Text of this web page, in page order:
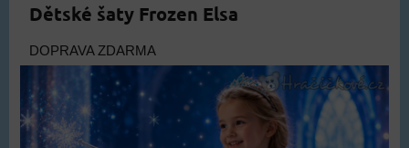
Dětské šaty Frozen Elsa
DOPRAVA ZDARMA